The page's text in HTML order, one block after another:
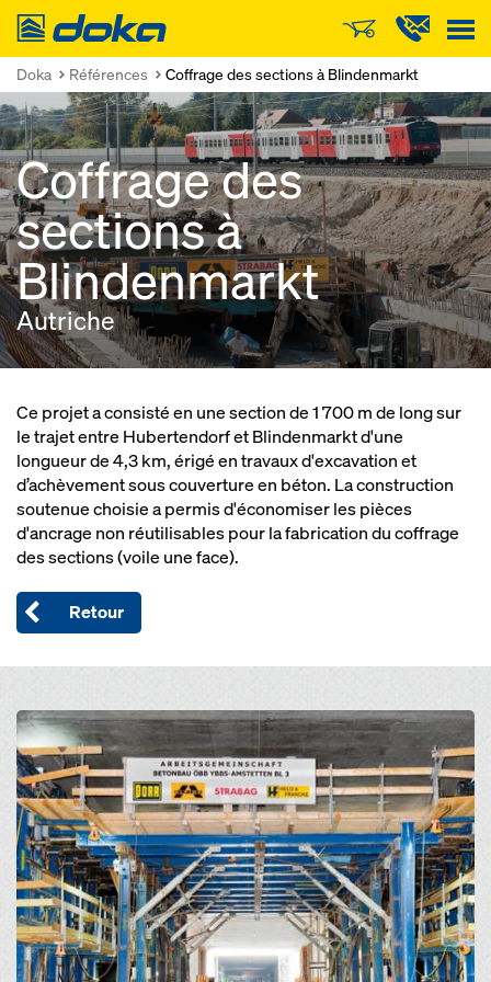
Doka
Doka Références Coffrage des sections à Blindenmarkt
Coffrage des
sections à
Blindenmarkt
Autriche
Ce projet a consisté en une section de 1 700 m de long sur
le trajet entre Hubertendorf et Blindenmarkt d'une
longueur de 4,3 km, érigé en travaux d'excavation et
d’achèvement sous couverture en béton. La construction
soutenue choisie a permis d'économiser les pièces
d'ancrage non réutilisables pour la fabrication du coffrage
des sections (voile une face).
Retour
Open